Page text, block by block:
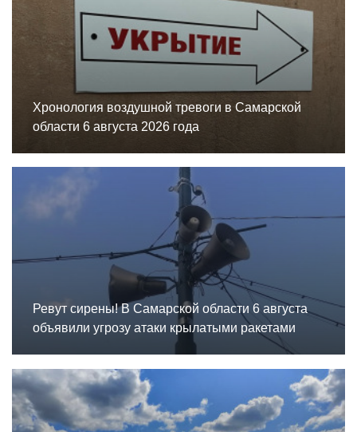
Хронология воздушной тревоги в Самарской
области 6 августа 2026 года
Ревут сирены! В Самарской области 6 августа
объявили угрозу атаки крылатыми ракетами